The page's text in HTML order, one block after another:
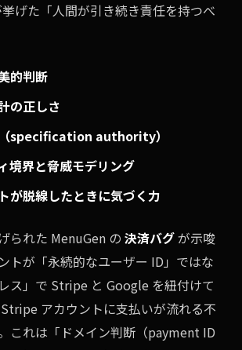
げた「人間が引き続き責任を持つべ
的判断
の正しさ
specification authority）
境界と脅威モデリング
が脱線したときに気づく力
られた MenuGen の 決済バグが示唆
トが「永続的なユーザー ID」ではな
ス」で Stripe と Google を紐付けて
アカウントに支払いが流れる不
これは「ドメイン判断（payment ID